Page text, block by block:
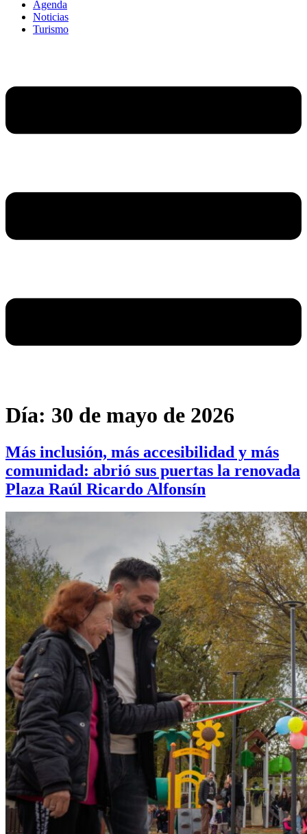
Agenda
Noticias
Turismo
Día: 30 de mayo de 2026
Más inclusión, más accesibilidad y más
comunidad: abrió sus puertas la renovada
Plaza Raúl Ricardo Alfonsín